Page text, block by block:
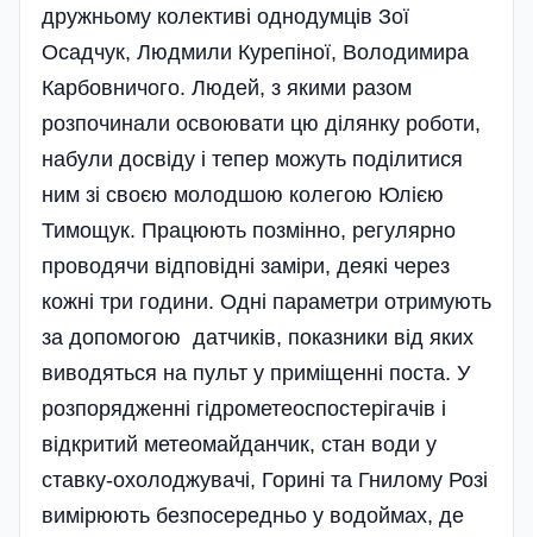
дружньому колективі однодумців Зої
Осадчук, Людмили Курепіної, Володимира
Карбовничого. Людей, з якими разом
розпочинали освоювати цю ділянку роботи,
набули досвіду і тепер можуть поділитися
ним зі своєю молодшою колегою Юлією
Тимощук. Працюють позмінно, регулярно
проводячи відповідні замі­ри, деякі через
кожні три години. Одні параметри отримують
за допомогою датчиків, показники від яких
виводяться на пульт у приміщенні поста. У
розпорядженні гідрометеоспостерігачів і
відкритий метеомайданчик, стан води у
ставку-охолоджувачі, Горині та Гнилому Розі
вимірюють безпосередньо у водоймах, де